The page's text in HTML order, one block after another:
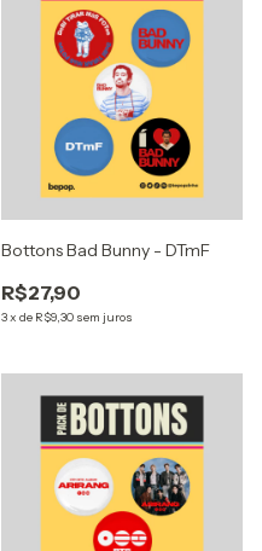
Bottons Bad Bunny - DTmF
R$27,90
3x de R$9,30 sem juros